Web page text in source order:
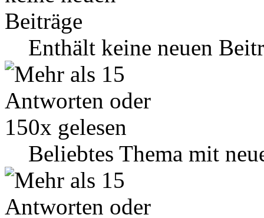
Enthält keine neuen
Beliebtes Thema mit